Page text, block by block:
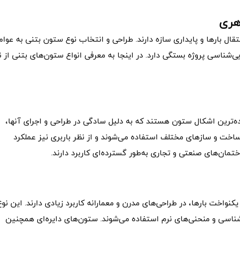
بارها و پایداری سازه دارند. طراحی و انتخاب نوع ستون بتنی به
پروژه بستگی دارد. در اینجا به معرفی انواع ستون‌های بتنی از
اشکال ستون هستند که به دلیل سادگی در طراحی و اجرای آنها،
و سازهای مختلف استفاده می‌شوند و از نظر باربری نیز عملکرد
صنعتی و تجاری به‌طور گسترده‌ای کاربرد دارند.
بارها، در طراحی‌های مدرن و معمارانه کاربرد زیادی دارند. این
و منحنی‌های نرم استفاده می‌شوند. ستون‌های دایره‌ای همچنین